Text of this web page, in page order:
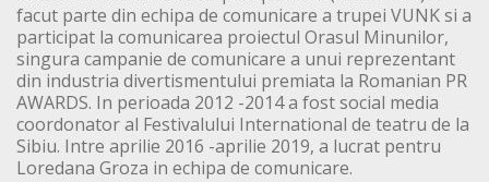
facut parte din echipa de comunicare a trupei VUNK si a
participat la comunicarea proiectul Orasul Minunilor,
singura campanie de comunicare a unui reprezentant
din industria divertismentului premiata la Romanian PR
AWARDS. In perioada 2012 -2014 a fost social media
coordonator al Festivalului International de teatru de la
Sibiu. Intre aprilie 2016 -aprilie 2019, a lucrat pentru
Loredana Groza in echipa de comunicare.